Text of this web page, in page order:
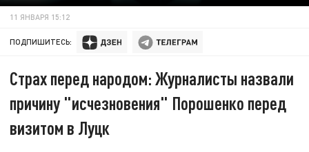
11 ЯНВАРЯ 15:12
ПОДПИШИТЕСЬ:
Страх перед народом: Журналисты назвали
причину "исчезновения" Порошенко перед
визитом в Луцк